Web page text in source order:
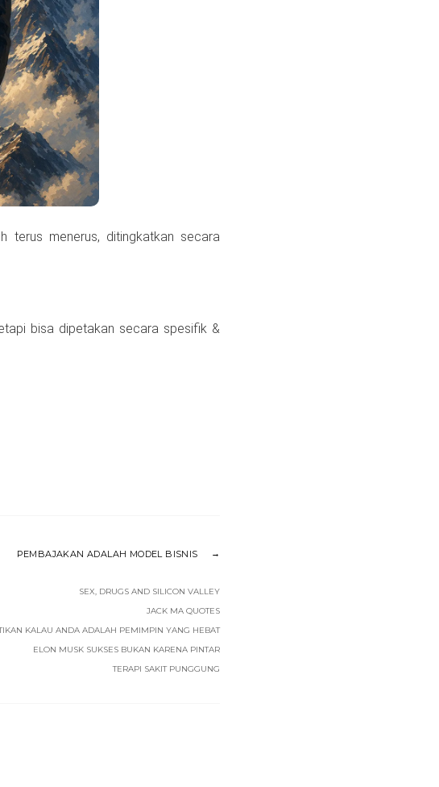
terus menerus, ditingkatkan secara
bisa dipetakan secara spesifik &
PEMBAJAKAN ADALAH MODEL BISNIS
SEX, DRUGS AND SILICON VALLEY
JACK MA QUOTES
KALAU ANDA ADALAH PEMIMPIN YANG HEBAT
ELON MUSK SUKSES BUKAN KARENA PINTAR
TERAPI SAKIT PUNGGUNG